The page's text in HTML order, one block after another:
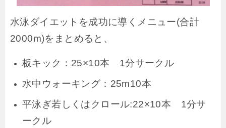
水泳ダイエットを成功に導くメニュー(合計
2000m)をまとめると、
板キック：25×10本 1分サークル
水中ウォーキング：25m10本
平泳ぎ若しくはクロール:22×10本 1分サ
ークル